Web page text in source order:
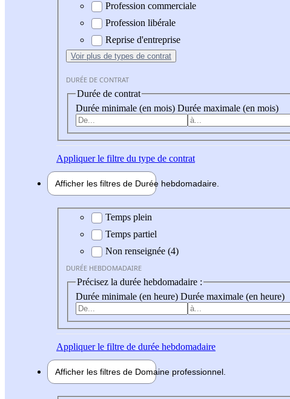
Profession commerciale
Profession libérale
Reprise d'entreprise
Voir plus de types de contrat
DURÉE DE CONTRAT
Durée de contrat
Durée minimale (en mois) Durée maximale (en mois)
Appliquerle filtre du type de contrat
Afficher les filtres de Durée hebdomadaire
Durée hebdomadaire
Temps plein
Temps partiel
Non renseignée (4)
DURÉE HEBDOMADAIRE
Précisez la durée hebdomadaire :
Durée minimale (en heure) Durée maximale (en heure)
Appliquerle filtre de durée hebdomadaire
Afficher les filtres de Domaine professionnel